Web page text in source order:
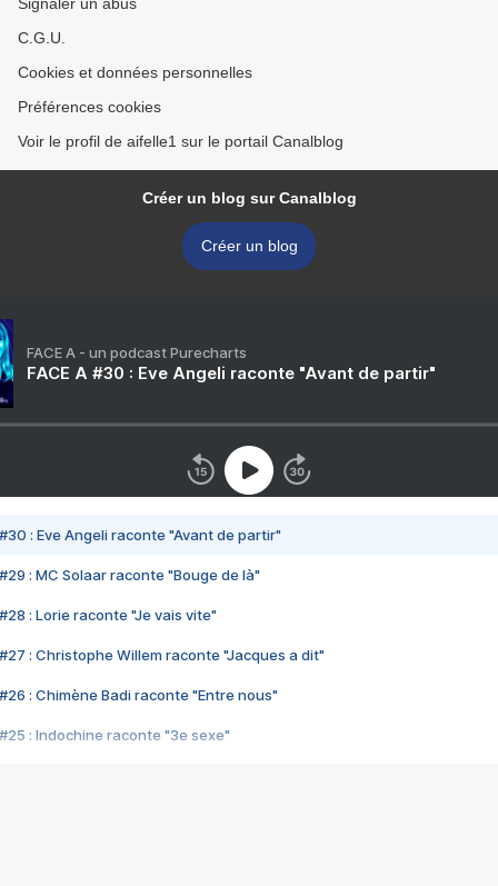
C.G.U.
Cookies et données personnelles
Préférences cookies
Voir le profil de aifelle1 sur le portail Canalblog
Créer un blog sur Canalblog
Créer un blog
FACE A - un podcast Purecharts
FACE A #30 : Eve Angeli raconte "Avant de partir"
#30 : Eve Angeli raconte "Avant de partir"
#29 : MC Solaar raconte "Bouge de là"
#28 : Lorie raconte "Je vais vite"
#27 : Christophe Willem raconte "Jacques a dit"
#26 : Chimène Badi raconte "Entre nous"
#25 : Indochine raconte "3e sexe"